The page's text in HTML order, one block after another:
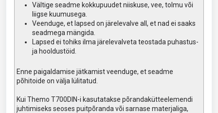
Vältige seadme kokkupuudet niiskuse, vee, tolmu või
liigse kuumusega.
Veenduge, et lapsed on järelevalve all, et nad ei saaks
seadmega mängida.
Lapsed ei tohiks ilma järelevalveta teostada puhastus-
ja hooldustöid.
Enne paigaldamise jätkamist veenduge, et seadme
põhitoide on välja lülitatud.
Kui Themo T700DIN-i kasutatakse põrandakütteelemendi
juhtimiseks seoses puitpõranda või sarnase materjaliga,